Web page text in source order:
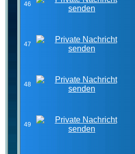
46
47
48
49